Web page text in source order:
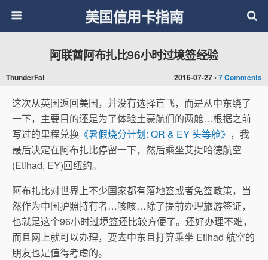
美国信用卡指南
2016-07-27 •7 Comments
阿联酋阿布扎比96小时过境签经验
ThunderFat
这次从英国返回美国，并没有选择直飞，而是从中东绕了
一下，主要目的还是为了体验土豪航们的两舱…根据之前
写过的里程兑换 《暑假烧分计划: QR & EY 头等舱》 ，我
最后决定在阿布扎比停留一下，然后乘坐艾提哈德航空
(Etihad, EY)回纽约。
阿布扎比对世界上不少国家都有落地签或者免签政策，当
然作为中国护照持有者…咳咳…除了提前办理旅游签证，
也就是这个96小时过境签还比较方便了。还好办理不难，
而且网上就可以办理，要去中东且打算乘坐 Etihad 航空的
朋友也是值得考虑的。